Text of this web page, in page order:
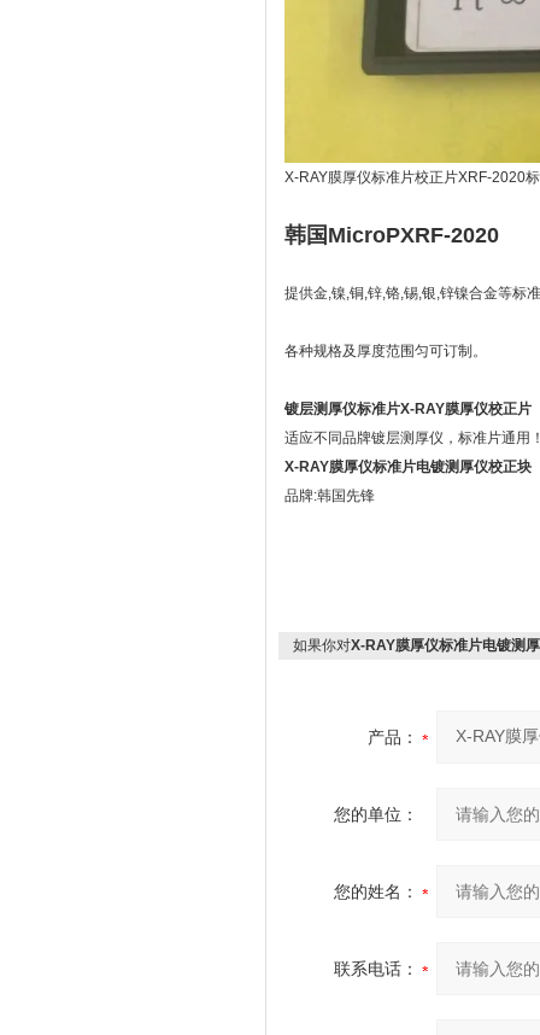
X-RAY膜厚仪标准片校正片XRF-2020
韩国MicroPXRF-2020
提供金,镍,铜,锌,铬,锡,银,锌镍合金等标
各种规格及厚度范围匀可订制。
镀层测厚仪标准片X-RAY膜厚仪校正片
适应不同品牌镀层测厚仪，标准片通用
X-RAY膜厚仪标准片电镀测厚仪校正块
品牌:韩国先锋
如果你对X-RAY膜厚仪标准片电镀测
产品：
您的单位：
您的姓名：
联系电话：